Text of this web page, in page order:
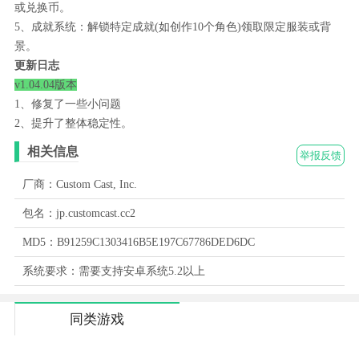
或兑换币。
5、成就系统：解锁特定成就(如创作10个角色)领取限定服装或背
景。
更新日志
v1.04.04版本
1、修复了一些小问题
2、提升了整体稳定性。
举报反馈
相关信息
厂商：Custom Cast, Inc.
包名：jp.customcast.cc2
MD5：B91259C1303416B5E197C67786DED6DC
系统要求：需要支持安卓系统5.2以上
同类游戏